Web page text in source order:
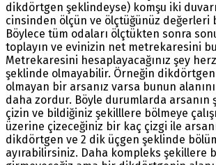
dikdörtgen şeklindeyse) komşu iki
cinsinden ölçün ve ölçtüğünüz değerleri
Böylece tüm odaları ölçtükten sonra
toplayın ve evinizin net metrekaresini
Metrekaresini hesaplayacağınız şey
şeklinde olmayabilir. Örneğin
olmayan bir arsanız varsa bunun
daha zordur. Böyle durumlarda arsanın
çizin ve bildiğiniz şekilllere bölmeye
üzerine çizeceğiniz bir kaç çizgi ile
dikdörtgen ve 2 dik üçgen şeklinde
ayırabilirsiniz. Daha kompleks şekillere